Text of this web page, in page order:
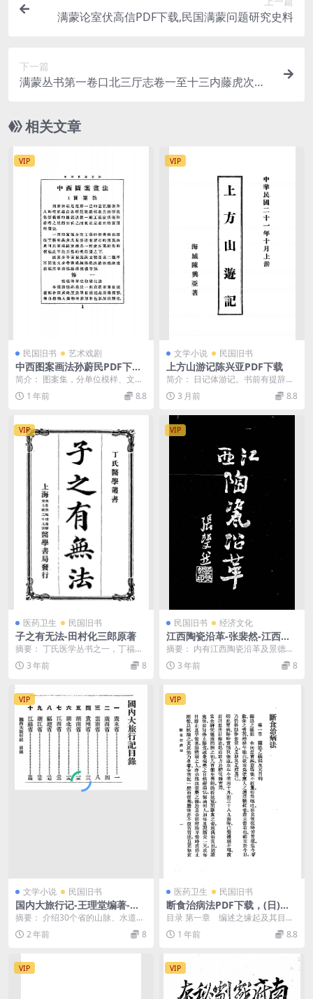
满蒙论室伏高信PDF下载,民国满蒙问题研究史料
下一篇
满蒙丛书第一卷口北三厅志卷一至十三内藤虎次郎P
相关文章
VIP
民国旧书 艺术戏剧
中西图案画法孙蔚民PDF下载,
中西纹样图案画法比较研究
简介： 图案集，分单位模样、文字
图案、绘画图案、竹器、木器、漆
器、中国建筑、西洋...
1 年前 8.8
VIP
文学小说 民国旧书
上方山游记陈兴亚PDF下载
简介： 日记体游记。书前有提辞、
上方山全图 截图： 目录：
3 月前 8.8
VIP
医药卫生 民国旧书
子之有无法-田村化三郎原著
摘要： 丁氏医学丛书之一，丁福保
辑，翻译日本汉医田村化三郎所著
男女不孕症状治疗及...
3 年前 8
VIP
民国旧书 经济文化
江西陶瓷沿革-张裴然-江西省
建设厅
摘要： 内有江西陶瓷沿革及景德镇
瓷业现况。书前有景德镇瓷器制造
实况照片20幅唐瓷...
3 年前 8
VIP
文学小说 民国旧书
国内大旅行记-王理堂编著-大
东书局
摘要： 介绍30个省的山脉、水道、
险要、都邑、风俗、物产、古迹、
风景、交通、邮电...
2 年前 8
VIP
医药卫生 民国旧书
断食治病法PDF下载，(日)西
川光次郎著，王羲和译
目录 第一章 编述之缘起及其目的
第二章 可怖之食欲 第三章 ...
1 年前 8.8
VIP VIP